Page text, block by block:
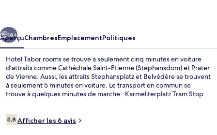
Suivant
16+
AperçuChambresEmplacementPolitiques
Hotel Tabor rooms se trouve à seulement cinq minutes en voiture
d’attraits comme Cathédrale Saint-Etienne (Stephansdom) et Prater
de Vienne. Aussi, les attraits Stephansplatz et Belvédère se trouvent
à seulement 5 minutes en voiture. Le transport en commun se
trouve à quelques minutes de marche : Karmeliterplatz Tram Stop
Avis
5,85,8 sur 10 –
Afficher les 6 avis